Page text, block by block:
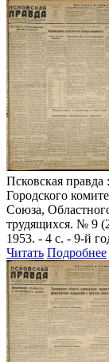
Псковская правда
Городского
Союза,
трудящихся. № 9
1953. - 4 с. - 9-й
Читать Подробнее